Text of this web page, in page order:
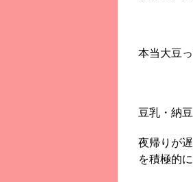
本当大豆
豆乳・納
夜帰りが
を積極的